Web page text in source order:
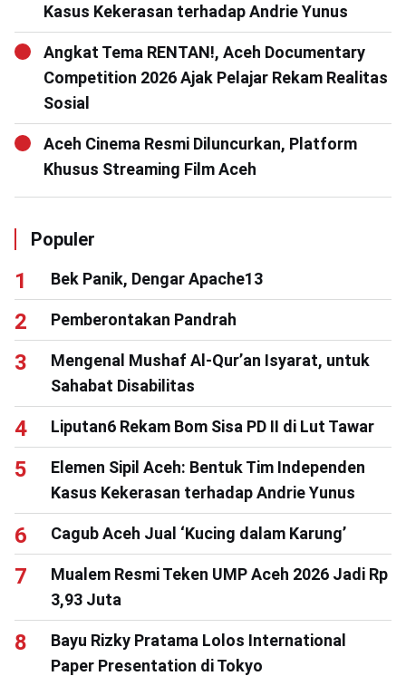
Kasus Kekerasan terhadap Andrie Yunus
Angkat Tema RENTAN!, Aceh Documentary
Competition 2026 Ajak Pelajar Rekam Realitas
Sosial
Aceh Cinema Resmi Diluncurkan, Platform
Khusus Streaming Film Aceh
Populer
Bek Panik, Dengar Apache13
Pemberontakan Pandrah
Mengenal Mushaf Al-Qur’an Isyarat, untuk
Sahabat Disabilitas
Liputan6 Rekam Bom Sisa PD II di Lut Tawar
Elemen Sipil Aceh: Bentuk Tim Independen
Kasus Kekerasan terhadap Andrie Yunus
Cagub Aceh Jual ‘Kucing dalam Karung’
Mualem Resmi Teken UMP Aceh 2026 Jadi Rp
3,93 Juta
Bayu Rizky Pratama Lolos International
Paper Presentation di Tokyo